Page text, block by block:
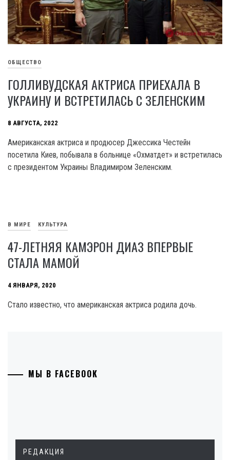
ОБЩЕСТВО
ГОЛЛИВУДСКАЯ АКТРИСА ПРИЕХАЛА В
УКРАИНУ И ВСТРЕТИЛАСЬ С ЗЕЛЕНСКИМ
8 АВГУСТА, 2022
Американская актриса и продюсер Джессика Честейн
посетила Киев, побывала в больнице «Охматдет» и встретилась
с президентом Украины Владимиром Зеленским.
В МИРЕ КУЛЬТУРА
47-ЛЕТНЯЯ КАМЭРОН ДИАЗ ВПЕРВЫЕ
СТАЛА МАМОЙ
4 ЯНВАРЯ, 2020
Стало известно, что американская актриса родила дочь.
МЫ В FACEBOOK
РЕДАКЦИЯ